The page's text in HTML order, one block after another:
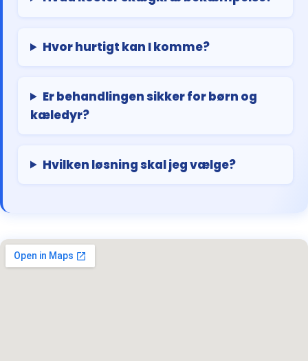
Hvor hurtigt kan I komme?
Er behandlingen sikker for børn og
kæledyr?
Hvilken løsning skal jeg vælge?